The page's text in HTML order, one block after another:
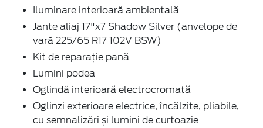
Iluminare interioară ambientală
Jante aliaj 17"x7 Shadow Silver (anvelope de
vară 225/65 R17 102V BSW)
Kit de reparație pană
Lumini podea
Oglindă interioară electrocromată
Oglinzi exterioare electrice, încălzite, pliabile,
cu semnalizări și lumini de curtoazie